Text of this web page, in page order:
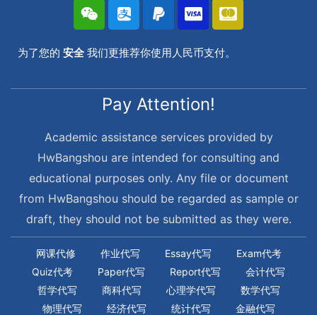
为了您的 安全 我们更推荐你使用人民币支付。
Pay Attention!
Academic assistance services provided by
HwBangshou are intended for consulting and
educational purposes only. Any file or document
from HwBangshou should be regarded as sample or
draft, they should not be submitted as they were.
网课代修 作业代写 Essay代写
Exam代考
Quiz代考
Paper代写 Report代写
会计代写
哲学代写
商科代写 心理学代写
数学代写
物理代写
经济代写 统计代写 金融代写